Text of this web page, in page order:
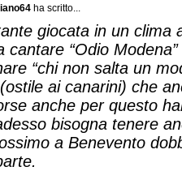
ha scritto...
giocata in un clima
cantare “Odio
“chi non salta un
ai canarini) che
anche per questo
bisogna tenere
a Benevento